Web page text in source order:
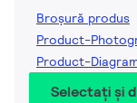
Broșură produs
Product-
Product-
Selectați și